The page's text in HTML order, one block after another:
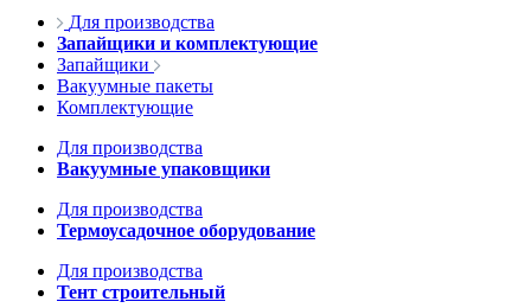
Для производства
Запайщики и комплектующие
Запайщики
Вакуумные пакеты
Комплектующие
Для производства
Вакуумные упаковщики
Для производства
Термоусадочное оборудование
Для производства
Тент строительный